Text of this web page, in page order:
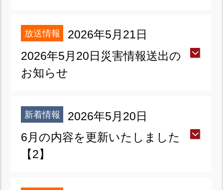
放送情報
2026年5月21日
2026年5月20日災害情報送出の
お知らせ
新着情報
2026年5月20日
6月の内容を更新いたしました
【2】